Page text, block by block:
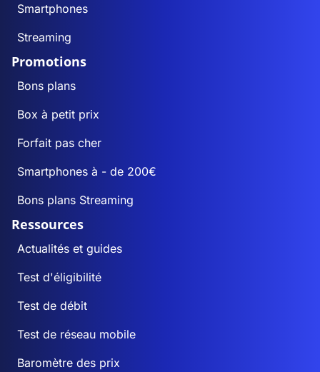
Smartphones
Streaming
Promotions
Bons plans
Box à petit prix
Forfait pas cher
Smartphones à - de 200€
Bons plans Streaming
Ressources
Actualités et guides
Test d'éligibilité
Test de débit
Test de réseau mobile
Baromètre des prix